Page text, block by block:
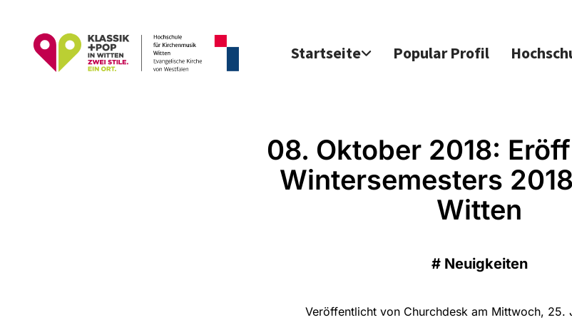
Startseite Popular Profil
08. Oktober 2018:
Wintersemesters
Witten
# Neuigkeiten
Veröffentlicht von Churchdesk am Mittwoch, 25.